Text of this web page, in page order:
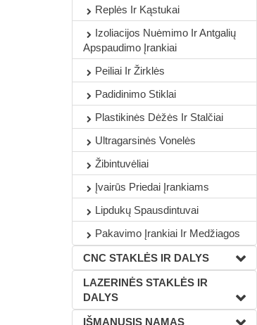
Replės Ir Kąstukai
Izoliacijos Nuėmimo Ir Antgalių
Apspaudimo Įrankiai
Peiliai Ir Žirklės
Padidinimo Stiklai
Plastikinės Dėžės Ir Stalčiai
Ultragarsinės Vonelės
Žibintuvėliai
Įvairūs Priedai Įrankiams
Lipdukų Spausdintuvai
Pakavimo Įrankiai Ir Medžiagos
CNC STAKLĖS IR DALYS
LAZERINĖS STAKLĖS IR
DALYS
IŠMANUSIS NAMAS